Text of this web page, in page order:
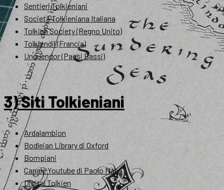
Sentieri Tolkieniani
Società Tolkieniana Italiana
Tolkien Society (Regno Unito)
Tolkiendil (Francia)
Unquendor (Paesi Bassi)
3) Siti Tolkieniani
Ardalambion
Bodleian Library di Oxford
Bompiani
Canale Youtube di Paolo Nardi
Digital Tolkien